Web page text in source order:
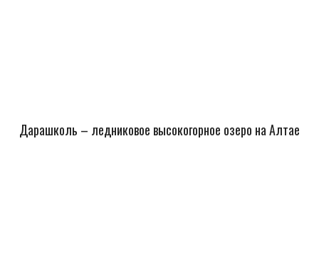
Дарашколь – ледниковое высокогорное озеро на Алтае